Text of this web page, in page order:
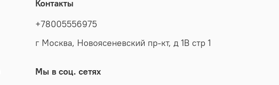
обычной вечерней прогулки и на каждый день. Ее даже можно
рассмотреть в виде милого презента для дорогих сердцу дам.
по достоинству. Каждая деталь этой кожаной куртки выполнена
весна - осень имеет длину по спинке 55см. Классический
воротник стойка с кнопкой, гладкая кожа, фурнитура придают
Контакты
+78005556975
г Москва, Новоясеневский пр-кт, д 1В стр 1
Мы в соц. сетях